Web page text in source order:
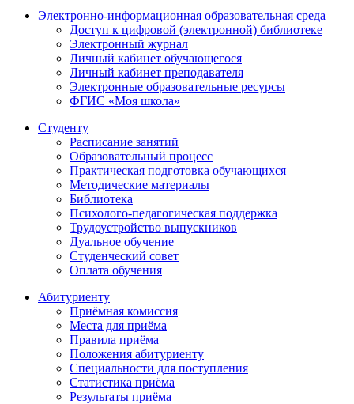
Электронно-информационная образовательная среда
Доступ к цифровой (электронной) библиотеке
Электронный журнал
Личный кабинет обучающегося
Личный кабинет преподавателя
Электронные образовательные ресурсы
ФГИС «Моя школа»
Студенту
Расписание занятий
Образовательный процесс
Практическая подготовка обучающихся
Методические материалы
Библиотека
Психолого-педагогическая поддержка
Трудоустройство выпускников
Дуальное обучение
Студенческий совет
Оплата обучения
Абитуриенту
Приёмная комиссия
Места для приёма
Правила приёма
Положения абитуриенту
Специальности для поступления
Статистика приёма
Результаты приёма